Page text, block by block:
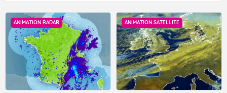
ANIMATION RADAR ANIMATION SATELLITE